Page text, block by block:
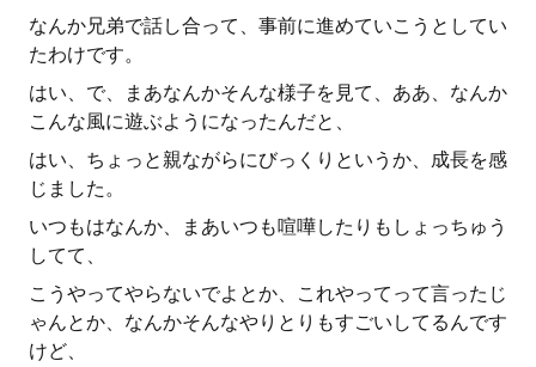
なんか兄弟で話し合って、事前に進めていこうとしてい
たわけです。
はい、で、まあなんかそんな様子を見て、ああ、なんか
こんな風に遊ぶようになったんだと、
はい、ちょっと親ながらにびっくりというか、成長を感
じました。
いつもはなんか、まあいつも喧嘩したりもしょっちゅう
してて、
こうやってやらないでよとか、これやってって言ったじ
ゃんとか、なんかそんなやりとりもすごいしてるんです
けど、